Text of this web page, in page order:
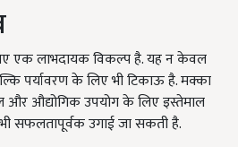
एक लाभदायक विकल्प है. यह न केवल
पर्यावरण के लिए भी टिकाऊ है. मक्‍का
और औद्योगिक उपयोग के लिए इस्तेमाल
सफलतापूर्वक उगाई जा सकती है.